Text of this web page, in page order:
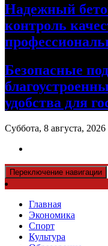
Надежный
контроль
Безопасные
удобства для
Суббота, 8 августа, 2026
Переключение навигации
Главная
Экономика
Спорт
Культура